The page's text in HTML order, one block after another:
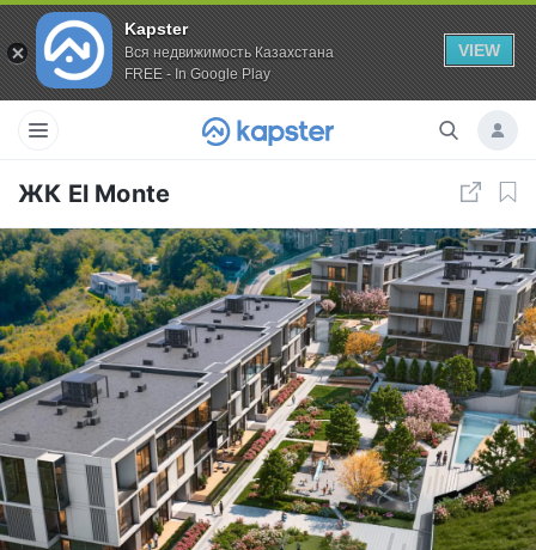
Kapster
Вся недвижимость Казахстана
FREE - In Google Play
VIEW
ЖК El Monte